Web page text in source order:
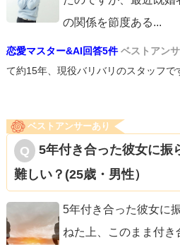
の関係を節度ある...
恋愛マスター&AI回答5件 ベストアン
て約15年、現役バリバリのスタッフで
ベストアンサーあり
5年付き合った彼女に振
難しい？(25歳・男性）
5年付き合った彼女に
ねた上、このまま付